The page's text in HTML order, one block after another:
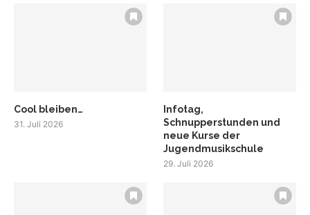
Cool bleiben…
31. Juli 2026
Infotag,
Schnupperstunden und
neue Kurse der
Jugendmusikschule
29. Juli 2026